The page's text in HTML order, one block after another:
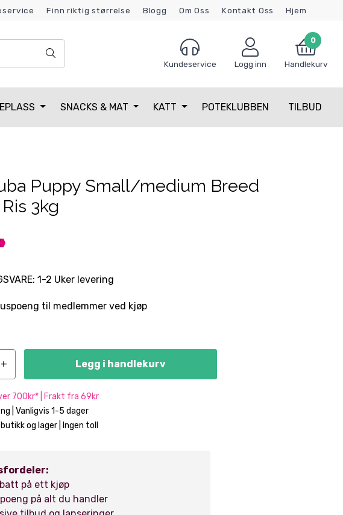
Finn riktig størrelse Blogg Om Oss Kontakt Oss
Hjem
Kundeservice Logg inn
0
Handlekurv
SNACKS & MAT KATT POTEKLUBBEN TILBUD
Puppy Small/medium Breed
3kg
1-2 Uker levering
til medlemmer ved kjøp
Legg i handlekurv
700kr* | Frakt fra 69kr
| Vanligvis 1-5 dager
og lager | Ingen toll
på ett kjøp
på alt du handler